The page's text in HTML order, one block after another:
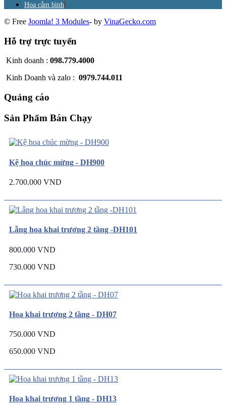
Hoa cắm bình
© Free Joomla! 3 Modules- by VinaGecko.com
Hỗ trợ trực tuyến
Kinh doanh : 098.779.4000
Kinh Doanh và zalo : 0979.744.011
Quảng cáo
Sản Phẩm Bán Chạy
Kệ hoa chúc mừng - DH900
2.700.000 VND
Lẵng hoa khai trương 2 tầng -DH101
800.000 VND
730.000 VND
Hoa khai trương 2 tầng - DH07
750.000 VND
650.000 VND
Hoa khai trương 1 tầng - DH13